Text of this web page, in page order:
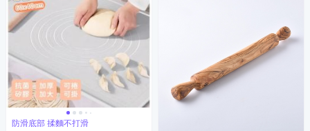
防滑底部 揉麵不打滑